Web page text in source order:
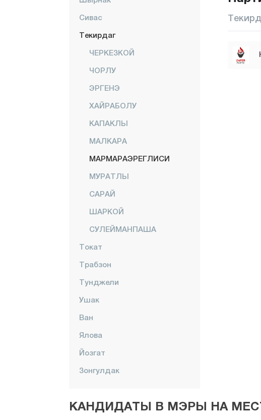
Сивас
Текирдаг
ЧЕРКЕЗКОЙ
ЧОРЛУ
ЭРГЕНЭ
ХАЙРАБОЛУ
КАПАКЛЫ
МАЛКАРА
МАРМАРАЭРЕГЛИСИ
МУРАТЛЫ
САРАЙ
ШАРКОЙ
СУЛЕЙМАНПАША
Токат
Трабзон
Тунджели
Ушак
Ван
Ялова
Йозгат
Зонгулдак
КАНДИДАТЫ В МЭРЫ НА